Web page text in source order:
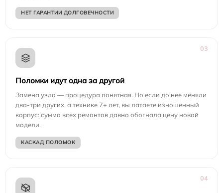
НЕТ ГАРАНТИИ ДОЛГОВЕЧНОСТИ
03
Поломки идут одна за другой
Замена узла — процедура понятная. Но если до неё меняли
два-три других, а технике 7+ лет, вы латаете изношенный
корпус: сумма всех ремонтов давно обогнала цену новой
модели.
КАСКАД ПОЛОМОК
04